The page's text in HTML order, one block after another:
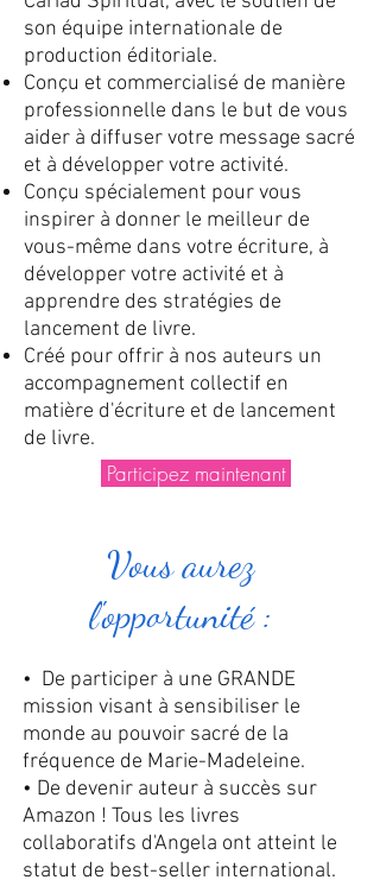
son équipe internationale de
production éditoriale.
Conçu et commercialisé de manière
professionnelle dans le but de vous
aider à diffuser votre message sacré
et à développer votre activité.
Conçu spécialement pour vous
inspirer à donner le meilleur de
vous-même dans votre écriture, à
développer votre activité et à
apprendre des stratégies de
lancement de livre.
Créé pour offrir à nos auteurs un
accompagnement collectif en
matière d'écriture et de lancement
de livre.
Participez maintenant
Vous aurez
l'opportunité :
• De participer à une GRANDE
mission visant à sensibiliser le
monde au pouvoir sacré de la
fréquence de Marie-Madeleine.
• De devenir auteur à succès sur
Amazon ! Tous les livres
collaboratifs d'Angela ont atteint le
statut de best-seller international.